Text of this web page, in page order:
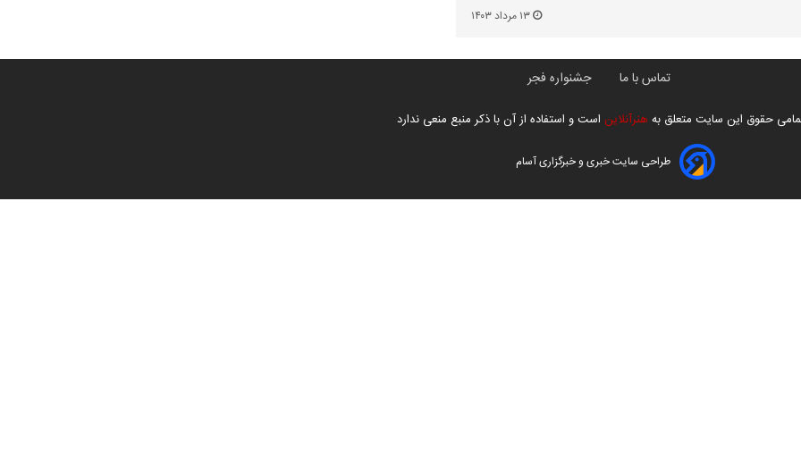
۱۳ مرداد ۱۴۰۳
تماس با ما جشنواره فجر
حقوق این سایت متعلق به هنرآنلاین است و استفاده از آن با ذکر منبع منعی ندارد
طراحی سایت خبری و خبرگزاری آسام